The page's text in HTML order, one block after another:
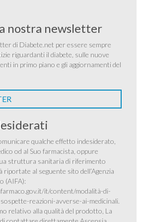
nostra newsletter
di Diabete.net per essere sempre
riguardanti il diabete, sulle nuove
in primo piano e gli aggiornamenti del
qualche effetto indesiderato,
od al Suo farmacista, oppure
struttura sanitaria di riferimento
riportate al seguente sito dell’Agenzia
(AIFA):
it/content/modalità-di-
reazioni-avverse-ai-medicinali.
relativo alla qualità del prodotto, La